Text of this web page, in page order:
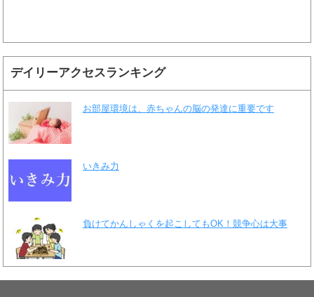
デイリーアクセスランキング
お部屋環境は、赤ちゃんの脳の発達に重要です
いきみ力
負けてかんしゃくを起こしてもOK！競争心は大事